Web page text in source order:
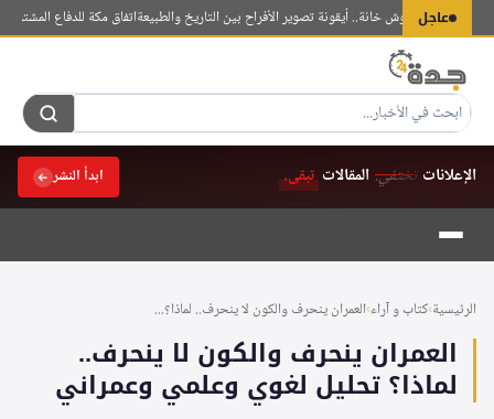
عاجل
في غوموش خانة.. أيقونة تصوير الأفراح بين التاريخ والطبيعةاتفاق مكة للدفاع المشترك بين
الإعلانات تختفي.المقالات تبقى. ابدأ النشر
التجاوز
المحتوى
الرئيسية›كتاب و آراء›العمران ينحرف والكون لا ينحرف.. لماذا؟...
العمران ينحرف والكون لا ينحرف..
لماذا؟ تحليل لغوي وعلمي وعمراني